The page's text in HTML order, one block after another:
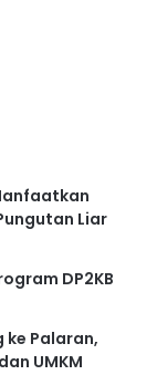
Liar
DP2KB
ke Palaran,
UMKM